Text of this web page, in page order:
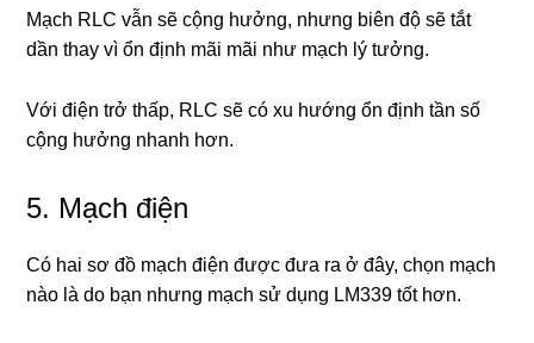
Mạch RLC vẫn sẽ cộng hưởng, nhưng biên độ sẽ tắt
dần thay vì ổn định mãi mãi như mạch lý tưởng.
Với điện trở thấp, RLC sẽ có xu hướng ổn định tần số
cộng hưởng nhanh hơn.
5. Mạch điện
Có hai sơ đồ mạch điện được đưa ra ở đây, chọn mạch
nào là do bạn nhưng mạch sử dụng LM339 tốt hơn.